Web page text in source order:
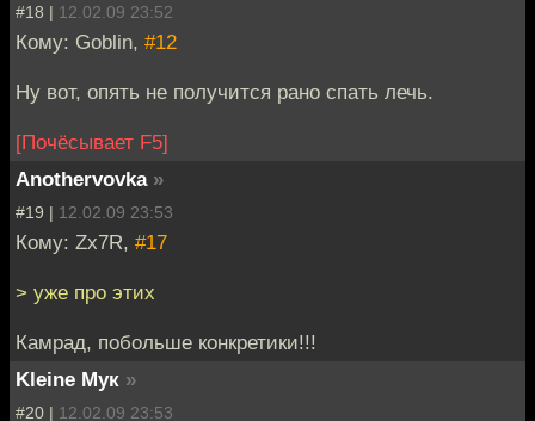
#18 | 12.02.09 23:52
Кому: Goblin, #12
Ну вот, опять не получится рано спать лечь.
[Почёсывает F5]
Anothervovka »
#19 | 12.02.09 23:53
Кому: Zx7R, #17
> уже про этих
Камрад, побольше конкретики!!!
Kleine Мук »
#20 | 12.02.09 23:53